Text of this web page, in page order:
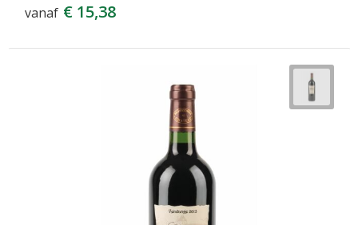
vanaf € 15,38